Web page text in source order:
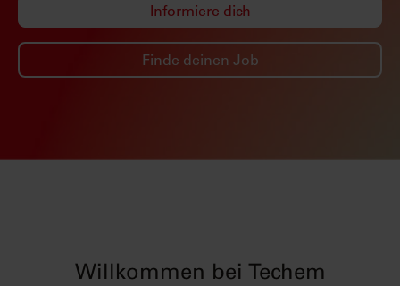
Informiere dich
Finde deinen Job
Willkommen bei Techem